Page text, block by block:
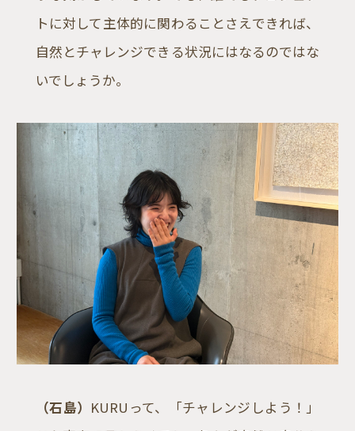
トに対して主体的に関わることさえできれば、
自然とチャレンジできる状況にはなるのではな
いでしょうか。
（石島） KURUって、「チャレンジしよう！」